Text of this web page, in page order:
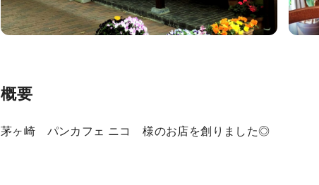
概要
茅ヶ崎 パンカフェ ニコ 様のお店を創りました◎